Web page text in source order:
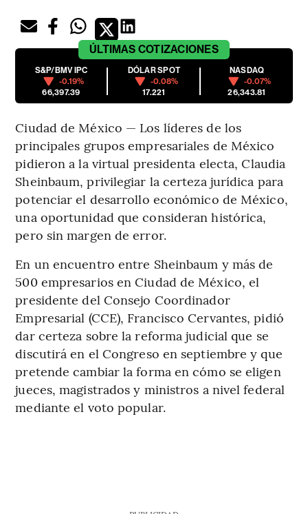
ÚLTIMAS COTIZACIONES
S&P/BMV IPC
-0.19%
66,397.39
DÓLAR SPOT
-0.08%
17.221
NASDAQ
-0.07%
26,343.81
Ciudad de México — Los líderes de los
principales grupos empresariales de México
pidieron a la virtual presidenta electa, Claudia
Sheinbaum, privilegiar la certeza jurídica para
potenciar el desarrollo económico de México,
una oportunidad que consideran histórica,
pero sin margen de error.
En un encuentro entre Sheinbaum y más de
500 empresarios en Ciudad de México, el
presidente del Consejo Coordinador
Empresarial (CCE), Francisco Cervantes, pidió
dar certeza sobre la reforma judicial que se
discutirá en el Congreso en septiembre y que
pretende cambiar la forma en cómo se eligen
jueces, magistrados y ministros a nivel federal
mediante el voto popular.